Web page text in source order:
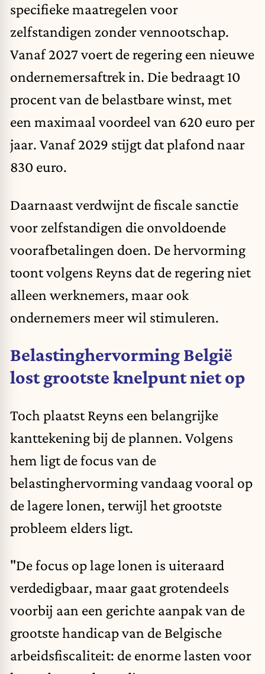
specifieke maatregelen voor
zelfstandigen zonder vennootschap.
Vanaf 2027 voert de regering een nieuwe
ondernemersaftrek in. Die bedraagt 10
procent van de belastbare winst, met
een maximaal voordeel van 620 euro per
jaar. Vanaf 2029 stijgt dat plafond naar
830 euro.
Daarnaast verdwijnt de fiscale sanctie
voor zelfstandigen die onvoldoende
voorafbetalingen doen. De hervorming
toont volgens Reyns dat de regering niet
alleen werknemers, maar ook
ondernemers meer wil stimuleren.
Belastinghervorming België
lost grootste knelpunt niet op
Toch plaatst Reyns een belangrijke
kanttekening bij de plannen. Volgens
hem ligt de focus van de
belastinghervorming vandaag vooral op
de lagere lonen, terwijl het grootste
probleem elders ligt.
"De focus op lage lonen is uiteraard
verdedigbaar, maar gaat grotendeels
voorbij aan een gerichte aanpak van de
grootste handicap van de Belgische
arbeidsfiscaliteit: de enorme lasten voor